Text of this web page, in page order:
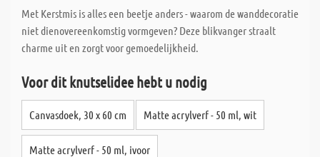
Met Kerstmis is alles een beetje anders - waarom de wanddecoratie
niet dienovereenkomstig vormgeven? Deze blikvanger straalt
charme uit en zorgt voor gemoedelijkheid.
Voor dit knutselidee hebt u nodig
Canvasdoek, 30 x 60 cm Matte acrylverf - 50 ml, wit
Matte acrylverf - 50 ml, ivoor